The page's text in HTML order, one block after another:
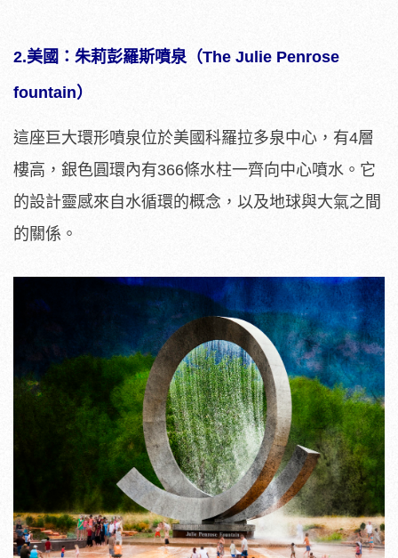
2.美國：朱莉彭羅斯噴泉（The Julie Penrose
fountain）
這座巨大環形噴泉位於美國科羅拉多泉中心，有4層
樓高，銀色圓環內有366條水柱一齊向中心噴水。它
的設計靈感來自水循環的概念，以及地球與大氣之間
的關係。